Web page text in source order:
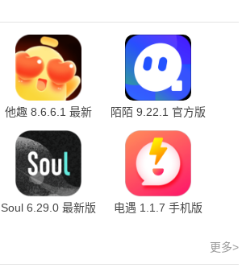
他趣 8.6.6.1 最新
版
陌陌 9.22.1 官方版
Soul 6.29.0 最新版 电遇 1.1.7 手机版
更多>